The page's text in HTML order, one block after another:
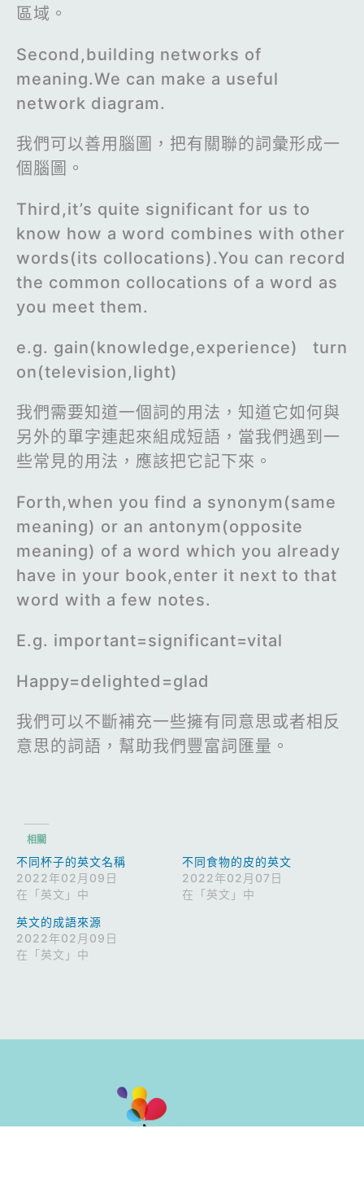
區域。
Second,building networks of
meaning.We can make a useful
network diagram.
我們可以善用腦圖，把有關聯的詞彙形成一
個腦圖。
Third,it’s quite significant for us to
know how a word combines with other
words(its collocations).You can record
the common collocations of a word as
you meet them.
e.g. gain(knowledge,experience) turn
on(television,light)
我們需要知道一個詞的用法，知道它如何與
另外的單字連起來組成短語，當我們遇到一
些常見的用法，應該把它記下來。
Forth,when you find a synonym(same
meaning) or an antonym(opposite
meaning) of a word which you already
have in your book,enter it next to that
word with a few notes.
E.g. important=significant=vital
Happy=delighted=glad
我們可以不斷補充一些擁有同意思或者相反
意思的詞語，幫助我們豐富詞匯量。
相關
不同杯子的英文名稱
2022年02月09日
在「英文」中
不同食物的皮的英文
2022年02月07日
在「英文」中
英文的成語來源
2022年02月09日
在「英文」中